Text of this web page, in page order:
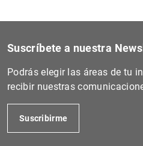
Suscríbete a nuestra
Podrás elegir las áreas de tu
recibir nuestras
Suscribirme